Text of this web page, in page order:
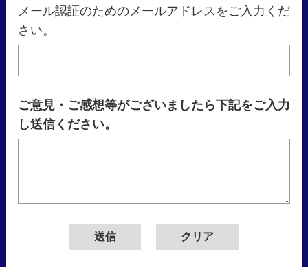
メール認証のためのメールアドレスをご入力くだ
さい。
ご意見・ご感想等がございましたら下記をご入力
し送信ください。